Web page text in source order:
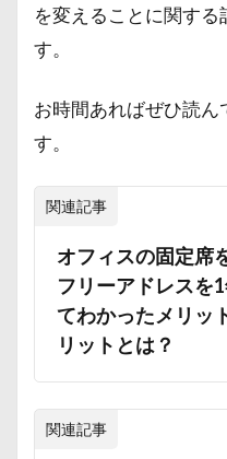
を変えることに関する
す。
お時間あればぜひ読ん
す。
関連記事
オフィスの固定席
フリーアドレスを
てわかったメリッ
リットとは？
関連記事